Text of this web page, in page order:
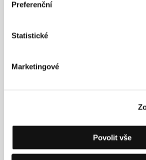
Preferenční
Statistické
Marketingové
Povolit vše
Režie: Dominic Savage / Velká Británie,
Místnost
Režie: Kyle Henry / USA, 2005, 83 min
Režie: Dainis Klava / Lotyšsko, 2005,
Soutěž dokumentárních filmů